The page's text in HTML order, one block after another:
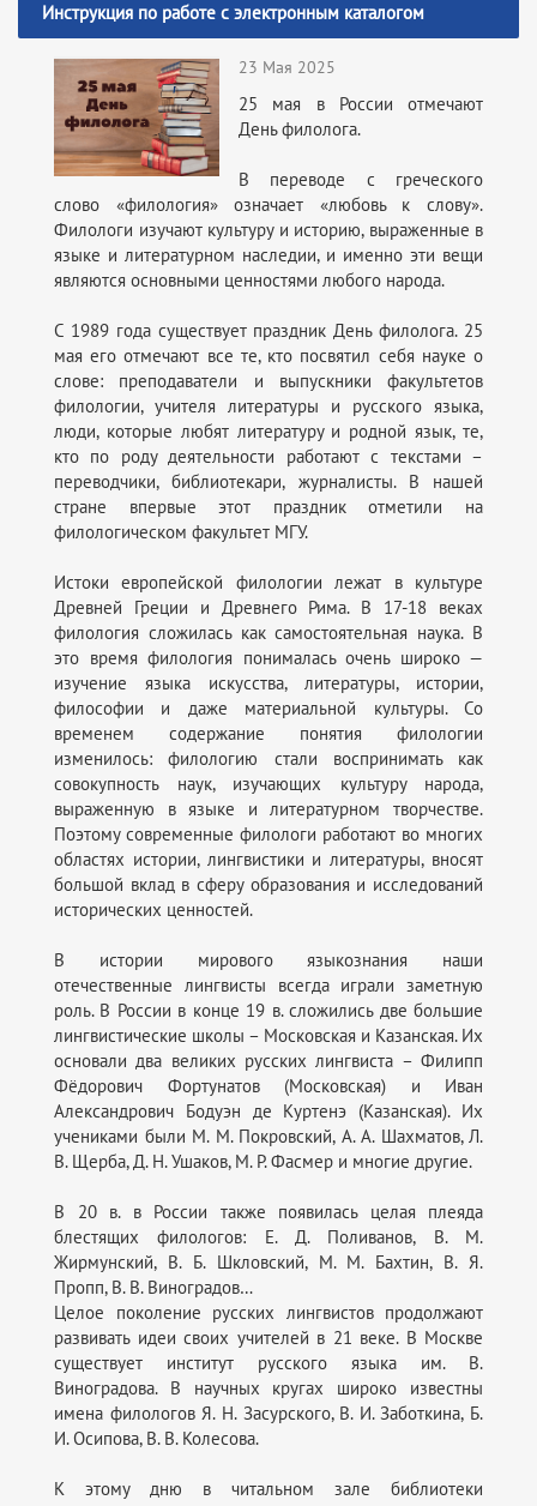
Инструкция по работе с электронным каталогом
23 Мая 2025
25 мая в России отмечают
День филолога.
В переводе с греческого
слово «филология» означает «любовь к слову».
Филологи изучают культуру и историю, выраженные в
языке и литературном наследии, и именно эти вещи
являются основными ценностями любого народа.
С 1989 года существует праздник День филолога. 25
мая его отмечают все те, кто посвятил себя науке о
слове: преподаватели и выпускники факультетов
филологии, учителя литературы и русского языка,
люди, которые любят литературу и родной язык, те,
кто по роду деятельности работают с текстами –
переводчики, библиотекари, журналисты. В нашей
стране впервые этот праздник отметили на
филологическом факультет МГУ.
Истоки европейской филологии лежат в культуре
Древней Греции и Древнего Рима. В 17-18 веках
филология сложилась как самостоятельная наука. В
это время филология понималась очень широко —
изучение языка искусства, литературы, истории,
философии и даже материальной культуры. Со
временем содержание понятия филологии
изменилось: филологию стали воспринимать как
совокупность наук, изучающих культуру народа,
выраженную в языке и литературном творчестве.
Поэтому современные филологи работают во многих
областях истории, лингвистики и литературы, вносят
большой вклад в сферу образования и исследований
исторических ценностей.
В истории мирового языкознания наши
отечественные лингвисты всегда играли заметную
роль. В России в конце 19 в. сложились две большие
лингвистические школы – Московская и Казанская. Их
основали два великих русских лингвиста – Филипп
Фёдорович Фортунатов (Московская) и Иван
Александрович Бодуэн де Куртенэ (Казанская). Их
учениками были М. М. Покровский, А. А. Шахматов, Л.
В. Щерба, Д. Н. Ушаков, М. Р. Фасмер и многие другие.
В 20 в. в России также появилась целая плеяда
блестящих филологов: Е. Д. Поливанов, В. М.
Жирмунский, В. Б. Шкловский, М. М. Бахтин, В. Я.
Пропп, В. В. Виноградов…
Целое поколение русских лингвистов продолжают
развивать идеи своих учителей в 21 веке. В Москве
существует институт русского языка им. В.
Виноградова. В научных кругах широко известны
имена филологов Я. Н. Засурского, В. И. Заботкина, Б.
И. Осипова, В. В. Колесова.
К этому дню в читальном зале библиотеки